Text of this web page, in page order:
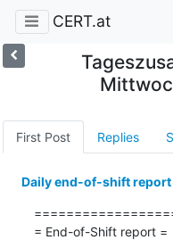
CERT.at
First Post Replies
Daily end-of-shift report
= End-of-Shift report =